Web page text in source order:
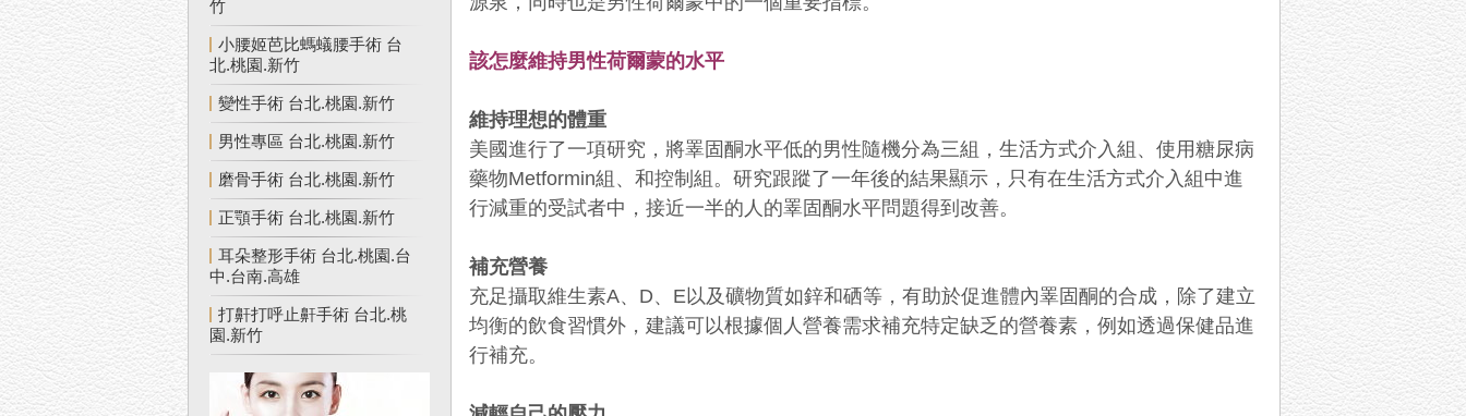
竹
小腰姬芭比螞蟻腰手術 台
北.桃園.新竹
變性手術 台北.桃園.新竹
男性專區 台北.桃園.新竹
磨骨手術 台北.桃園.新竹
正顎手術 台北.桃園.新竹
耳朵整形手術 台北.桃園.台
中.台南.高雄
打鼾打呼止鼾手術 台北.桃
園.新竹
該怎麼維持男性荷爾蒙的水平
維持理想的體重
美國進行了一項研究，將睪固酮水平低的男性隨機分為三組，生活方式介入組、使用糖尿病
藥物Metformin組、和控制組。研究跟蹤了一年後的結果顯示，只有在生活方式介入組中進
行減重的受試者中，接近一半的人的睪固酮水平問題得到改善。
補充營養
充足攝取維生素A、D、E以及礦物質如鋅和硒等，有助於促進體內睪固酮的合成，除了建立
均衡的飲食習慣外，建議可以根據個人營養需求補充特定缺乏的營養素，例如透過保健品進
行補充。